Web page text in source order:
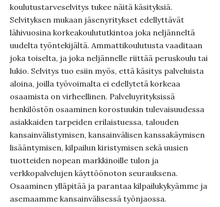
koulutustarveselvitys tukee näitä käsityksiä.
Selvityksen mukaan jäsenyritykset edellyttävät
lähivuosina korkeakoulututkintoa joka neljänneltä
uudelta työntekijältä. Ammattikoulutusta vaaditaan
joka toiselta, ja joka neljännelle riittää peruskoulu tai
lukio. Selvitys tuo esiin myös, että käsitys palveluista
aloina, joilla työvoimalta ei edellytetä korkeaa
osaamista on virheellinen. Palveluyrityksissä
henkilöstön osaaminen korostuukin tulevaisuudessa
asiakkaiden tarpeiden erilaistuessa, talouden
kansainvälistymisen, kansainvälisen kanssakäymisen
lisääntymisen, kilpailun kiristymisen sekä uusien
tuotteiden nopean markkinoille tulon ja
verkkopalvelujen käyttöönoton seurauksena.
Osaaminen ylläpitää ja parantaa kilpailukykyämme ja
asemaamme kansainvälisessä työnjaossa.